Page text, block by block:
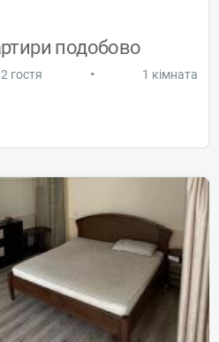
подобово
2 гостя • 1 кімната